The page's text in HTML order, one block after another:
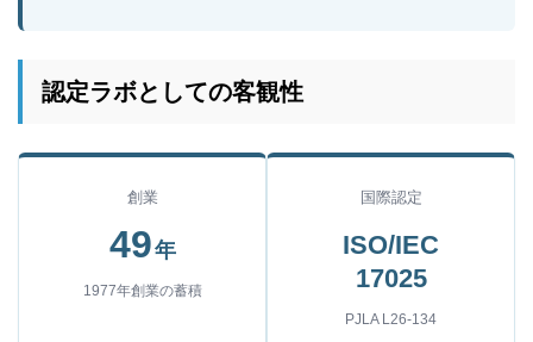
認定ラボとしての客観性
創業
49年
1977年創業の蓄積
国際認定
ISO/IEC
17025
PJLA L26-134